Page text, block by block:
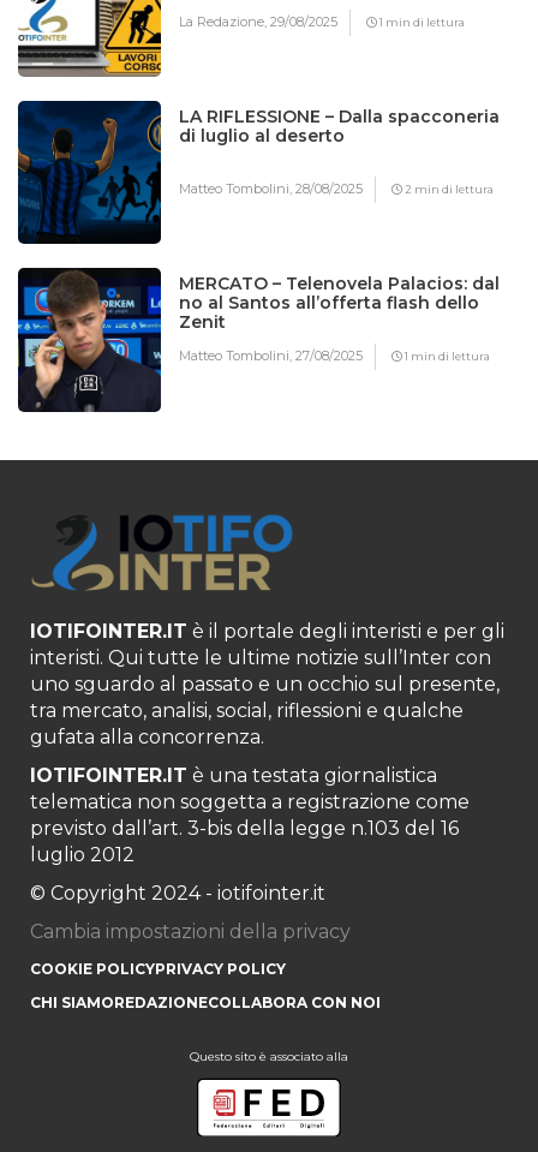
La Redazione,29/08/2025 1 min di lettura
LA RIFLESSIONE – Dalla spacconeria
di luglio al deserto
Matteo Tombolini,28/08/2025 2 min di lettura
MERCATO – Telenovela Palacios: dal
no al Santos all’offerta flash dello
Zenit
Matteo Tombolini,27/08/2025 1 min di lettura
IOTIFOINTER.IT è il portale degli interisti e per gli
interisti. Qui tutte le ultime notizie sull’Inter con
uno sguardo al passato e un occhio sul presente,
tra mercato, analisi, social, riflessioni e qualche
gufata alla concorrenza.
IOTIFOINTER.IT è una testata giornalistica
telematica non soggetta a registrazione come
previsto dall’art. 3-bis della legge n.103 del 16
luglio 2012
© Copyright 2024 - iotifointer.it
Cambia impostazioni della privacy
COOKIE POLICYPRIVACY POLICY
CHI SIAMOREDAZIONECOLLABORA CON NOI
Questo sito è associato alla